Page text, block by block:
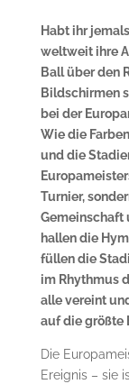
Habt ihr
weltweit ihre
Ball über den
Bildschirmen
bei der
Wie die
und die
Turnier,
Gemeinschaft
hallen die
füllen die
im Rhythmus
alle vereint
auf die größte
Die
Ereignis – sie